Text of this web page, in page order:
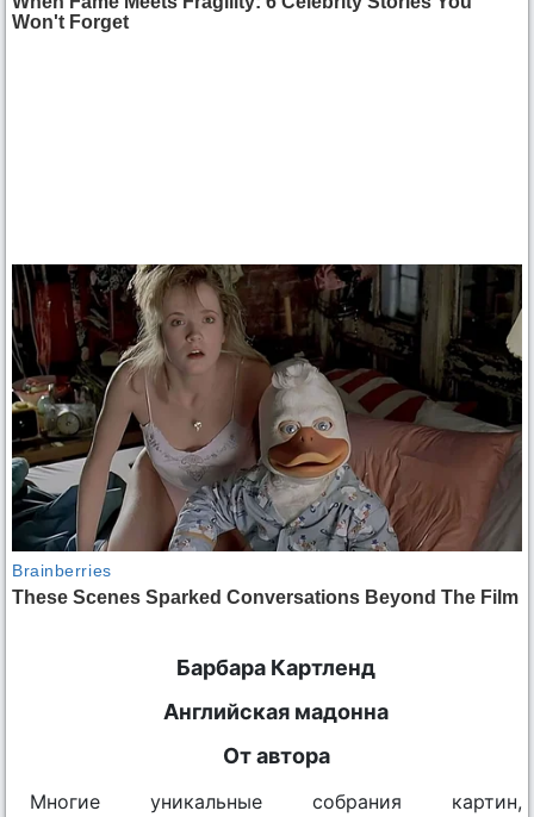
Барбара Картленд
Английская мадонна
От автора
Многие уникальные собрания картин,